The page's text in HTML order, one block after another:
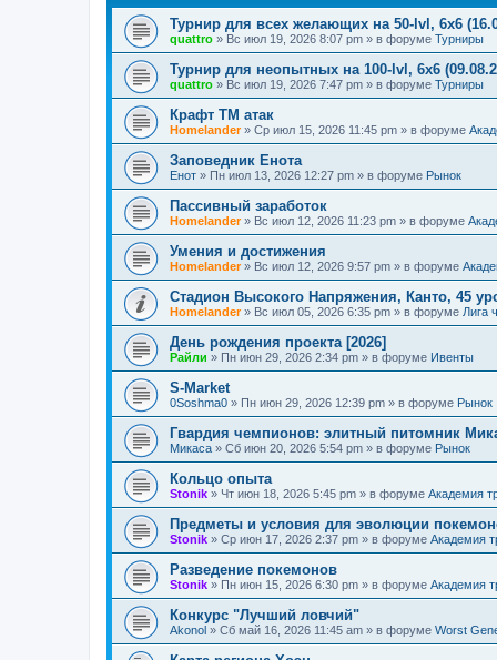
Турнир для всех желающих на 50-lvl, 6х6
quattro » Вс июл 19, 2026 8:07 pm » в форуме Турниры
Турнир для неопытных на 100-lvl, 6х6
quattro » Вс июл 19, 2026 7:47 pm » в форуме Турниры
Крафт ТМ атак
Homelander» Ср июл 15, 2026 11:45 pm » в форуме
Заповедник Енота
Енот » Пн июл 13, 2026 12:27 pm » в форуме Рынок
Пассивный заработок
Homelander» Вс июл 12, 2026 11:23 pm » в форуме
Умения и достижения
Homelander» Вс июл 12, 2026 9:57 pm » в форуме
Стадион Высокого Напряжения, Канто, 45
Homelander» Вс июл 05, 2026 6:35 pm » в форуме Лига
День рождения проекта [2026]
Райли » Пн июн 29, 2026 2:34 pm » в форуме Ивенты
S-Market
0Soshma0 » Пн июн 29, 2026 12:39 pm » в форуме Рынок
Гвардия чемпионов: элитный питомник
Микаса » Сб июн 20, 2026 5:54 pm » в форуме Рынок
Кольцо опыта
Stonik » Чт июн 18, 2026 5:45 pm » в форуме Академия
Предметы и условия для эволюции
Stonik » Ср июн 17, 2026 2:37 pm » в форуме Академия
Разведение покемонов
Stonik » Пн июн 15, 2026 6:30 pm » в форуме Академия
Конкурс "Лучший ловчий"
Akonol » Сб май 16, 2026 11:45 am » в форуме Worst